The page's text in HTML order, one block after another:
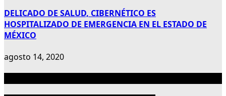
DELICADO DE SALUD, CIBERNÉTICO ES
HOSPITALIZADO DE EMERGENCIA EN EL ESTADO DE
MÉXICO
agosto 14, 2020